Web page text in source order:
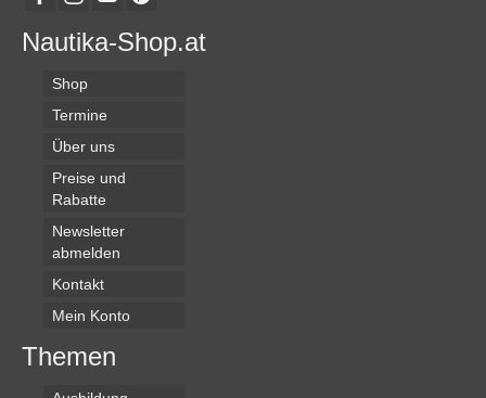
Nautika-Shop.at
Shop
Termine
Über uns
Preise und
Rabatte
Newsletter
abmelden
Kontakt
Mein Konto
Themen